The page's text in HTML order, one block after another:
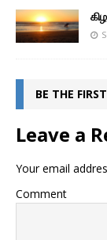
BE THE
Leave a
Your email
Comment